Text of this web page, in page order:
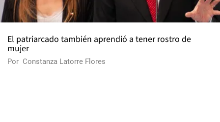
El patriarcado también aprendió a tener rostro de
mujer
Por Constanza Latorre Flores